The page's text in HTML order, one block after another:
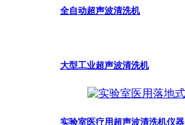
全自动超声波清洗机
大型工业超声波清洗机
实验室医疗用超声波清洗机仪器